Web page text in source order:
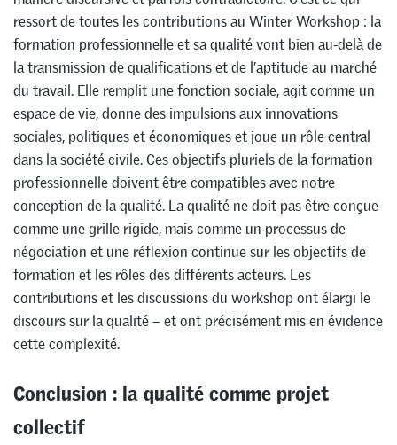
ressort de toutes les contributions au Winter Workshop : la
formation professionnelle et sa qualité vont bien au-delà de
la transmission de qualifications et de l’aptitude au marché
du travail. Elle remplit une fonction sociale, agit comme un
espace de vie, donne des impulsions aux innovations
sociales, politiques et économiques et joue un rôle central
dans la société civile. Ces objectifs pluriels de la formation
professionnelle doivent être compatibles avec notre
conception de la qualité. La qualité ne doit pas être conçue
comme une grille rigide, mais comme un processus de
négociation et une réflexion continue sur les objectifs de
formation et les rôles des différents acteurs. Les
contributions et les discussions du workshop ont élargi le
discours sur la qualité – et ont précisément mis en évidence
cette complexité.
Conclusion : la qualité comme projet
collectif